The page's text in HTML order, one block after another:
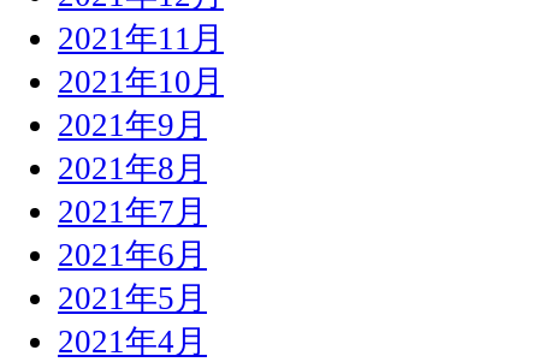
2021年11月
2021年10月
2021年9月
2021年8月
2021年7月
2021年6月
2021年5月
2021年4月